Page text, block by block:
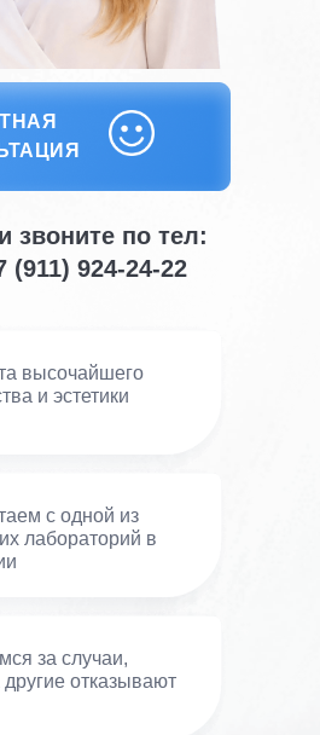
КОНСУЛЬТАЦИЯ
высочайшего
и эстетики
с одной из
лабораторий в
за случаи,
другие отказывают
звоните по тел:
(911) 924-24-22